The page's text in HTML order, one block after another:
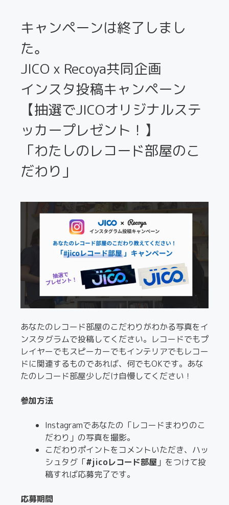
キャンペーンは終了しまし
た。
JICO x Recoya共同企画
インスタ投稿キャンペーン
【抽選でJICOオリジナルステ
ッカープレゼント！】
「わたしのレコード部屋のこ
だわり」
あなたのレコード部屋のこだわりがわかる写真をイ
ンスタグラムで投稿してください。レコードでもプ
レイヤーでもスピーカーでもインテリアでもレコー
ドに関連するものであれば、何でもOKです。あな
たのレコード部屋少しだけ自慢してください！
参加方法
Instagramであなたの「レコードまわりのこ
だわり」の写真を撮影。
こだわりポイントをコメントいただき、ハッ
シュタグ「#jicoレコード部屋 」をつけて投
稿すれば応募完了です。
応募期間